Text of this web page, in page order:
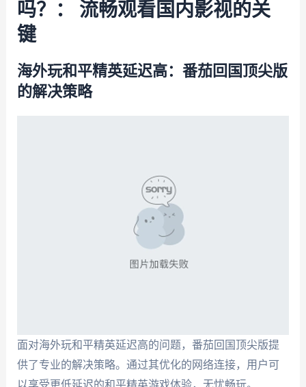
吗？： 流畅观看国内影视的关
键
海外玩和平精英延迟高：番茄回国顶尖版
的解决策略
面对海外玩和平精英延迟高的问题，番茄回国顶尖版提
供了专业的解决策略。通过其优化的网络连接，用户可